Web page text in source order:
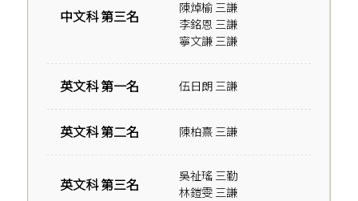
中文科 第三名
陳焯榆 三謙
李銘恩 三謙
寧文謙 三謙
英文科 第一名 伍日朗 三謙
英文科 第二名 陳柏熹 三謙
英文科 第三名
吳祉瑤 三勤
林鎧雯 三謙